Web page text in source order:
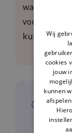
waar
voor
kunnen
In
Wij
cookies
jouw
kunnen